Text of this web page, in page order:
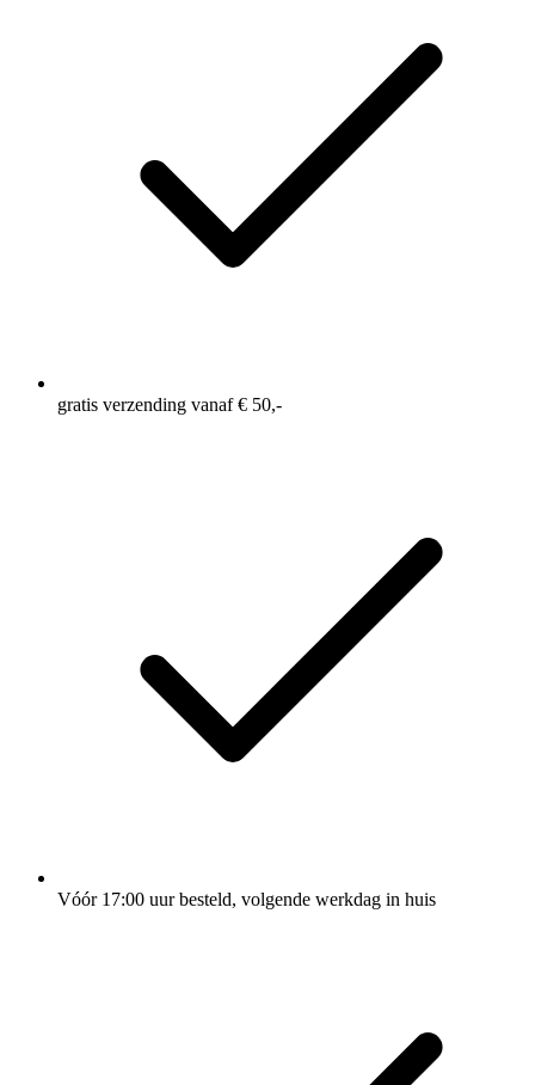
gratis verzending vanaf € 50,-
Vóór 17:00 uur besteld, volgende werkdag in huis